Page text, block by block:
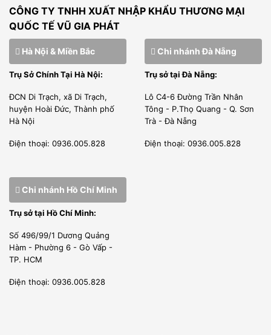
Bàn mát Salad được thiết kế hoàn toàn bằng inox chống
han gỉ, dễ dàng vệ sinh, phía trong của bàn được trang bị
mặt cửa tủ giúp bàn mát tránh được tối đa hơi lạnh thoát,
CÔNG TY TNHH XUẤT NHẬP KHẨU THƯƠNG MẠI
QUỐC TẾ VŨ GIA PHÁT
Hà Nội & Miền Bắc
Trụ Sở Chính Tại Hà Nội:
ĐCN Di Trạch, xã Di Trạch,
huyện Hoài Đức, Thành phố
Hà Nội
Điện thoại: 0936.005.828
Chi nhánh Đà Nẵng
Trụ sở tại Đà Nẵng:
Lô C4-6 Đường Trần Nhân
Tông - P.Thọ Quang - Q. Sơn
Trà - Đà Nẵng
Điện thoại: 0936.005.828
Chi nhánh Hồ Chí Minh
Trụ sở tại Hồ Chí Minh:
Số 496/99/1 Dương Quảng
Hàm - Phường 6 - Gò Vấp -
TP. HCM
Điện thoại: 0936.005.828